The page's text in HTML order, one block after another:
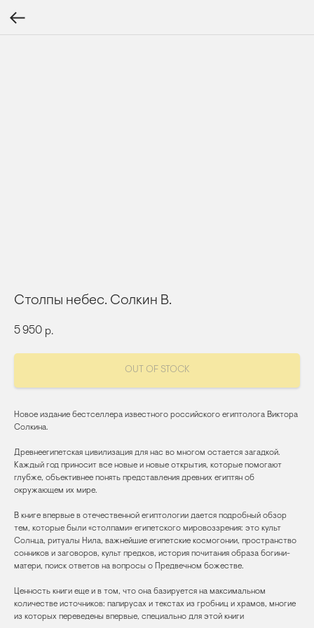
Столпы небес. Солкин В.
5 950 р.
OUT OF STOCK
Новое издание бестселлера известного российского египтолога Виктора
Солкина.
Древнеегипетская цивилизация для нас во многом остается загадкой.
Каждый год приносит все новые и новые открытия, которые помогают
глубже, объективнее понять представления древних египтян об
окружающем их мире.
В книге впервые в отечественной египтологии дается подробный обзор
тем, которые были «столпами» египетского мировоззрения: это культ
Солнца, ритуалы Нила, важнейшие египетские космогонии, пространство
сонников и заговоров, культ предков, история почитания образа богини-
матери, поиск ответов на вопросы о Предвечном божестве.
Ценность книги еще и в том, что она базируется на максимальном
количестве источников: папирусах и текстах из гробниц и храмов, многие
из которых переведены впервые, специально для этой книги